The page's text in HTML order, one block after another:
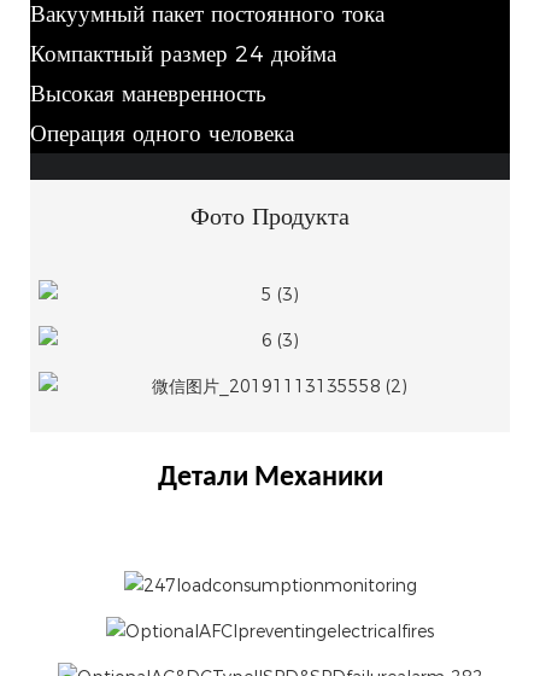
Вакуумный пакет постоянного тока
Компактный размер 24 дюйма
Высокая маневренность
Операция одного человека
Фото Продукта
Детали Механики